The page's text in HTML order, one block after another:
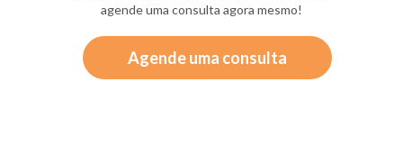
agende uma consulta agora mesmo!
Agende uma consulta